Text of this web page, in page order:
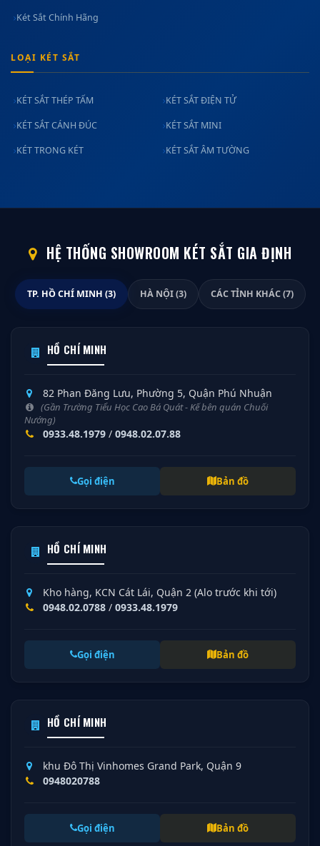
Két Sắt Chính Hãng
LOẠI KÉT SẮT
KÉT SẮT THÉP TẤM KÉT SẮT ĐIỆN TỬ
KÉT SẮT CÁNH ĐÚC KÉT SẮT MINI
KÉT TRONG KÉT KÉT SẮT ÂM TƯỜNG
HỆ THỐNG SHOWROOM KÉT SẮT GIA ĐỊNH
TP. HỒ CHÍ MINH (3) HÀ NỘI (3) CÁC TỈNH KHÁC (7)
HỒ CHÍ MINH
82 Phan Đăng Lưu, Phường 5, Quận Phú Nhuận
(Gần Trường Tiểu Học Cao Bá Quát - Kế bên quán Chuối
Nướng)
0933.48.1979 / 0948.02.07.88
Gọi điện Bản đồ
HỒ CHÍ MINH
Kho hàng, KCN Cát Lái, Quận 2 (Alo trước khi tới)
0948.02.0788 / 0933.48.1979
Gọi điện Bản đồ
HỒ CHÍ MINH
khu Đô Thị Vinhomes Grand Park, Quận 9
0948020788
Gọi điện Bản đồ